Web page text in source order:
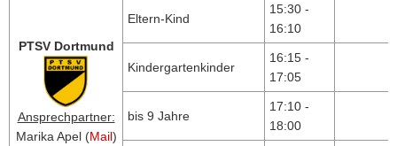
PTSV Dortmund
Ansprechpartner:
Marika Apel (Mail)
Eltern-Kind
15:30 -
16:10
Kindergartenkinder
16:15 -
17:05
bis 9 Jahre
17:10 -
18:00